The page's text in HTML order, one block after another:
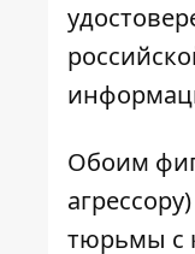
Обоим
тюрьмы с